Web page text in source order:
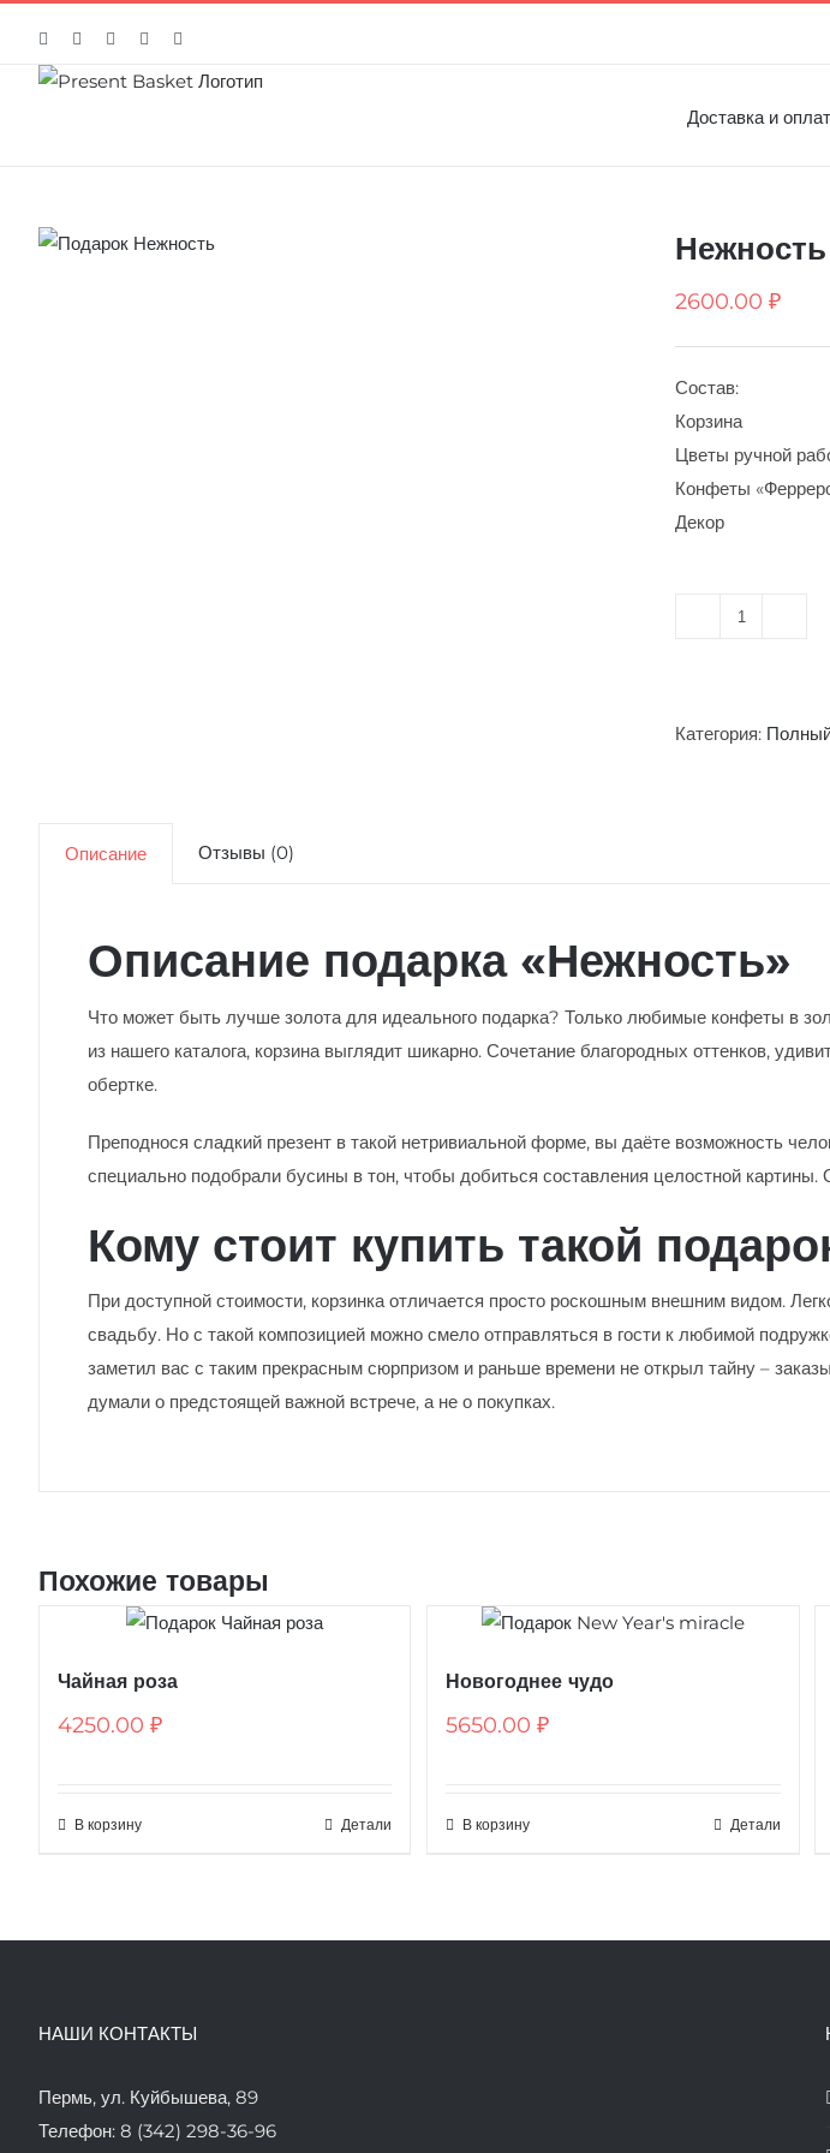
Facebook
TwitterInstagram
Google+
Доставка и
Нежность
2600.00 ₽
Состав:
Корзина
Цветы ручной
Конфеты
Декор
Категория:
Описание Отзывы (0)
Описание подарка «Нежность»
Что может быть лучше золота для идеального подарка? Только любимые конфеты в
из нашего каталога, корзина выглядит шикарно. Сочетание благородных оттенков,
обертке.
Преподнося сладкий презент в такой нетривиальной форме, вы даёте возможность
специально подобрали бусины в тон, чтобы добиться составления целостной
Кому стоит купить такой
При доступной стоимости, корзинка отличается просто роскошным внешним видом.
свадьбу. Но с такой композицией можно смело отправляться в гости к любимой
заметил вас с таким прекрасным сюрпризом и раньше времени не открыл тайну –
думали о предстоящей важной встрече, а не о покупках.
Похожие товары
Чайная роза
4250.00 ₽
В корзину Детали
Новогоднее чудо
5650.00₽
В корзину Детали
НАШИ КОНТАКТЫ
Пермь, ул. Куйбышева, 89
Телефон: 8 (342) 298-36-96